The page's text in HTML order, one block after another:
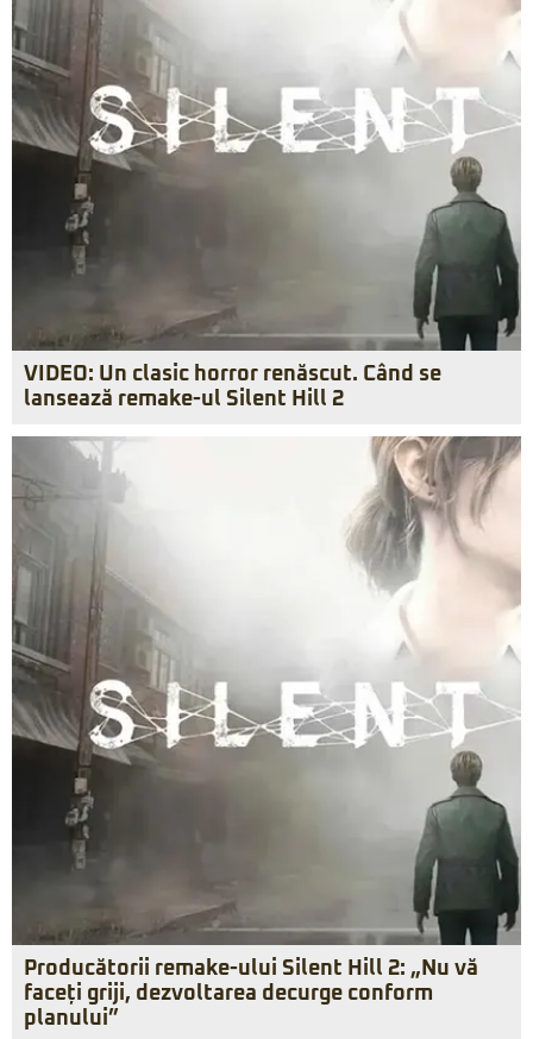
VIDEO: Un clasic horror renăscut. Când se
lansează remake-ul Silent Hill 2
Producătorii remake-ului Silent Hill 2: „Nu vă
faceți griji, dezvoltarea decurge conform
planului”